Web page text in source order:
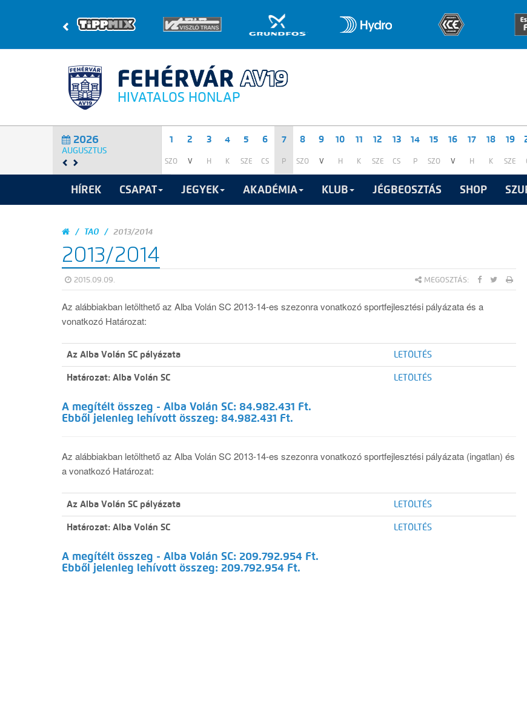
HIVATALOS HONLAP
2026
AUGUSZTUS
1
SZO
2
V
3
H
4
K
5
SZE
6
CS
7
P
8
SZO
9
V
10
H
11
K
12
SZE
13
CS
14
P
15
SZO
16
V
17
H
18
K
19
SZE
HÍREK CSAPAT JEGYEK AKADÉMIA KLUB JÉGBEOSZTÁS SHOP
TAO 2013/2014
2013/2014
2015.09.09. MEGOSZTÁS:
Az alábbiakban letölthető az Alba Volán SC 2013-14-es szezonra vonatkozó sportfejlesztési pályázata és a
vonatkozó Határozat:
Az Alba Volán SC pályázata LETÖLTÉS
Határozat: Alba Volán SC LETÖLTÉS
A megítélt összeg - Alba Volán SC: 84.982.431 Ft.
Ebből jelenleg lehívott összeg: 84.982.431 Ft.
Az alábbiakban letölthető az Alba Volán SC 2013-14-es szezonra vonatkozó sportfejlesztési pályázata (ingatlan) és
a vonatkozó Határozat:
Az Alba Volán SC pályázata LETÖLTÉS
Határozat: Alba Volán SC LETÖLTÉS
A megítélt összeg - Alba Volán SC: 209.792.954 Ft.
Ebből jelenleg lehívott összeg: 209.792.954 Ft.